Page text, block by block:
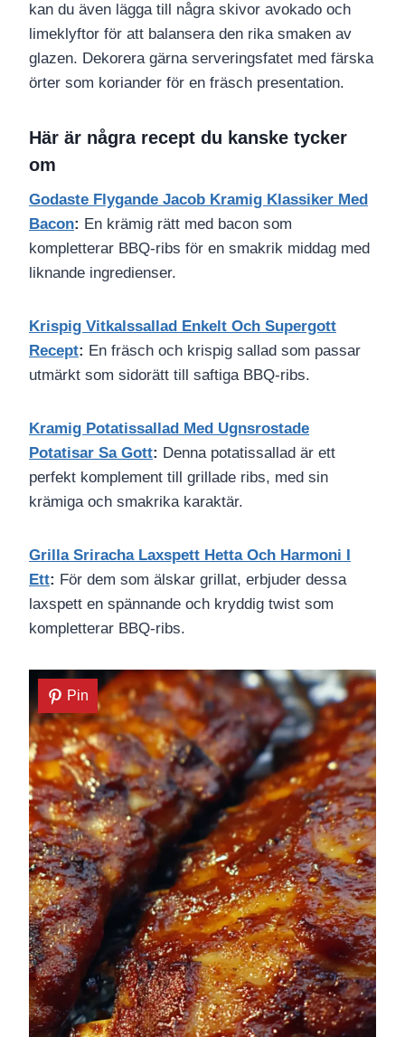
kan du även lägga till några skivor avokado och
limeklyftor för att balansera den rika smaken av
glazen. Dekorera gärna serveringsfatet med färska
örter som koriander för en fräsch presentation.
Här är några recept du kanske tycker
om
Godaste Flygande Jacob Kramig Klassiker Med
Bacon: En krämig rätt med bacon som
kompletterar BBQ-ribs för en smakrik middag med
liknande ingredienser.
Krispig Vitkalssallad Enkelt Och Supergott
Recept: En fräsch och krispig sallad som passar
utmärkt som sidorätt till saftiga BBQ-ribs.
Kramig Potatissallad Med Ugnsrostade
Potatisar Sa Gott: Denna potatissallad är ett
perfekt komplement till grillade ribs, med sin
krämiga och smakrika karaktär.
Grilla Sriracha Laxspett Hetta Och Harmoni I
Ett: För dem som älskar grillat, erbjuder dessa
laxspett en spännande och kryddig twist som
kompletterar BBQ-ribs.
Pin